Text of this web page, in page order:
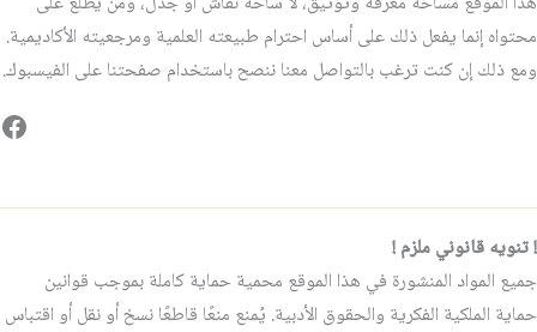
محتواه إنما يفعل ذلك على أساس احترام طبيعته العلمية ومرجعيته الأكاديمية.
ومع ذلك إن كنت ترغب بالتواصل معنا ننصح باستخدام صفحتنا على الفيسبوك.
! تنويه قانوني ملزم !
جميع المواد المنشورة في هذا الموقع محمية حماية كاملة بموجب قوانين
حماية الملكية الفكرية والحقوق الأدبية. يُمنع منعًا قاطعًا نسخ أو نقل أو اقتباس